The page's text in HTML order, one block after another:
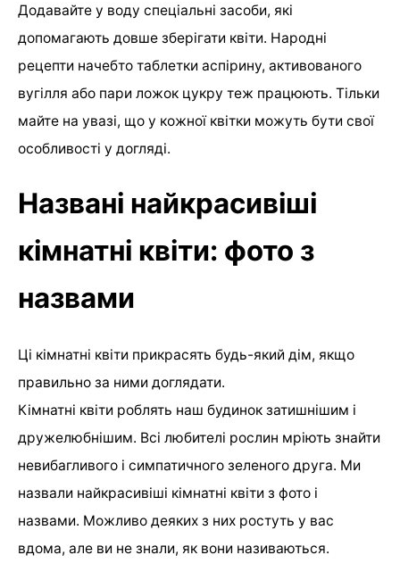
Додавайте у воду спеціальні засоби, які
допомагають довше зберігати квіти. Народні
рецепти начебто таблетки аспірину, активованого
вугілля або пари ложок цукру теж працюють. Тільки
майте на увазі, що у кожної квітки можуть бути свої
особливості у догляді.
Названі найкрасивіші
кімнатні квіти: фото з
назвами
Ці кімнатні квіти прикрасять будь-який дім, якщо
правильно за ними доглядати.
Кімнатні квіти роблять наш будинок затишнішим і
дружелюбнішим. Всі любителі рослин мріють знайти
невибагливого і симпатичного зеленого друга. Ми
назвали найкрасивіші кімнатні квіти з фото і
назвами. Можливо деяких з них ростуть у вас
вдома, але ви не знали, як вони називаються.